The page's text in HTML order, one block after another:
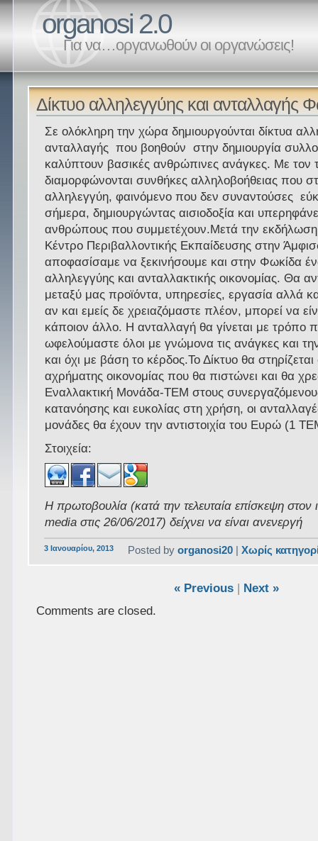
organosi 2.0
Για να…οργανωθούν οι οργανώσεις!
Δίκτυο αλληλεγγύης και ανταλλαγής
Σε ολόκληρη την χώρα δημιουργούνται δίκτυα
ανταλλαγής που βοηθούν στην δημιουργία
καλύπτουν βασικές ανθρώπινες ανάγκες. Με τον
διαμορφώνονται συνθήκες αλληλοβοήθειας που
αλληλεγγύη, φαινόμενο που δεν συναντούσες
σήμερα, δημιουργώντας αισιοδοξία και
ανθρώπους που συμμετέχουν.Μετά την εκδήλωση
Κέντρο Περιβαλλοντικής Εκπαίδευσης στην
αποφασίσαμε να ξεκινήσουμε και στην Φωκίδα
αλληλεγγύης και ανταλλακτικής οικονομίας. Θα
μεταξύ μας προϊόντα, υπηρεσίες, εργασία αλλά
αν και εμείς δε χρειαζόμαστε πλέον, μπορεί να
κάποιον άλλο. Η ανταλλαγή θα γίνεται με τρόπο
ωφελούμαστε όλοι με γνώμονα τις ανάγκες και
και όχι με βάση το κέρδος.Το Δίκτυο θα
αχρήματης οικονομίας που θα πιστώνει και θα
Εναλλακτική Μονάδα-ΤΕΜ στους
κατανόησης και ευκολίας στη χρήση, οι
μονάδες θα έχουν την αντιστοιχία του Ευρώ (1
Στοιχεία:
Η πρωτοβουλία (κατά την τελευταία επίσκεψη
media στις 26/06/2017) δείχνει να είναι ανενεργή
3 Ιανουαρίου, 2013 Posted byorganosi20 |Χωρίς
« Previous| Next »
Comments are closed.